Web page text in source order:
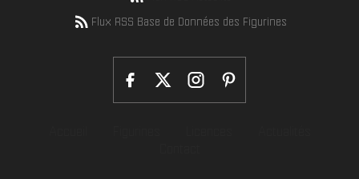
Flux RSS Base de Données des Figurines